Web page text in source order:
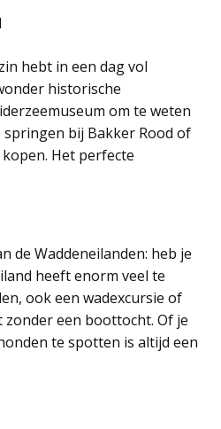
hebt in een dag vol
historische
om te weten
bij Bakker Rood of
Het perfecte
de Waddeneilanden: heb je
heeft enorm veel te
ook een wadexcursie of
zonder een boottocht. Of je
te spotten is altijd een